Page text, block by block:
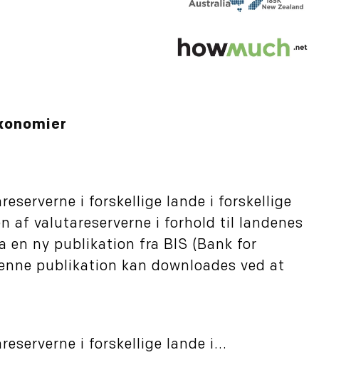
i forskellige lande i forskellige
af valutareserverne i forhold til landenes
ny publikation fra BIS (Bank for
publikation kan downloades ved at
i forskellige lande i...